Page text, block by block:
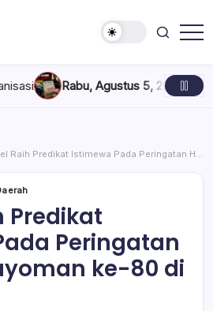
Rabu, Agustus 5, 2026 , 11:44 AM
Predikat Istimewa Pada Peringatan Hari Pengayoman ke-80 di Sulut
Predikat
Peringatan
ke-80 di